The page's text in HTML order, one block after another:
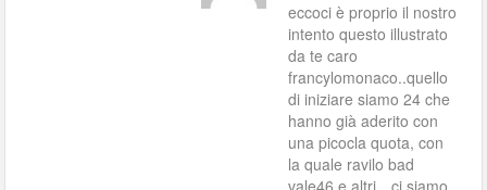
eccoci è proprio il nostro
intento questo illustrato
da te caro
francylomonaco..quello
di iniziare siamo 24 che
hanno già aderito con
una picocla quota, con
la quale ravilo bad
vale46 e altri…ci siamo